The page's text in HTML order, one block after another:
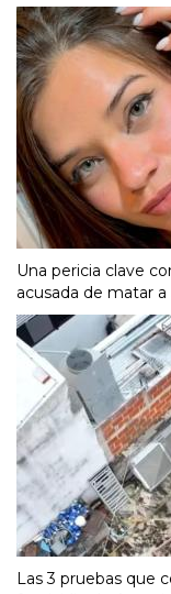
Una pericia clave
acusada de matar
Las 3 pruebas que